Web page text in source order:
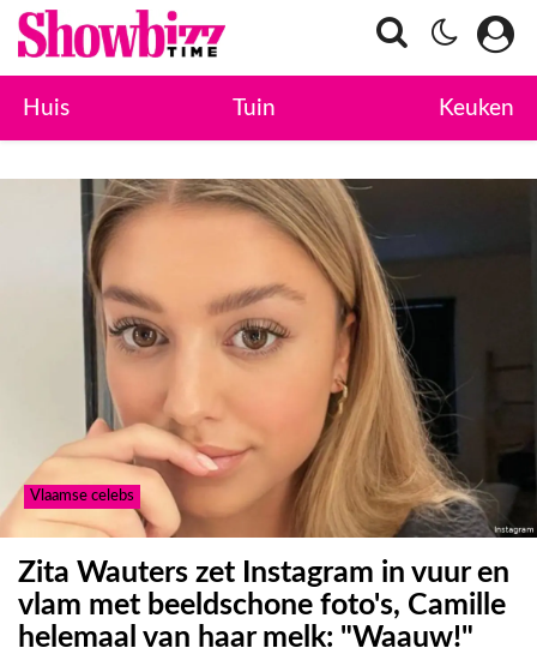
Huis Tuin Keuken
Vlaamse celebs
Zita Wauters zet Instagram in vuur en
vlam met beeldschone foto's, Camille
helemaal van haar melk: "Waauw!"